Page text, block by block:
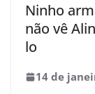
Ninho
não vê
lo
14 de